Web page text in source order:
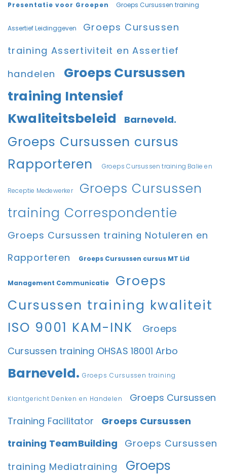
Presentatie voor Groepen Groeps Cursussen training
Assertief Leidinggeven
Groeps Cursussen
training Assertiviteit en Assertief
handelen
Groeps Cursussen
training Intensief
Kwaliteitsbeleid
Barneveld.
Groeps Cursussen cursus
Rapporteren
Groeps Cursussen training Balie en
Receptie Medewerker
Groeps Cursussen
training Correspondentie
Groeps Cursussen training Notuleren en
Rapporteren
Groeps Cursussen cursus MT Lid
Management Communicatie
Groeps
Cursussen training kwaliteit
ISO 9001 KAM-INK
Groeps
Cursussen training OHSAS 18001 Arbo
Barneveld. Groeps Cursussen training
Klantgericht Denken en Handelen
Groeps Cursussen
Training Facilitator
Groeps Cursussen
training TeamBuilding
Groeps Cursussen
training Mediatraining
Groeps